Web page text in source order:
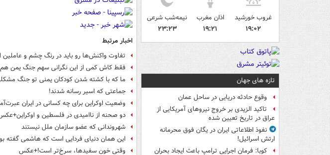
غروب خورشید
۱۹:۰۲
اذان مغرب
۱۹:۲۱
نیمه‌شب شرعی
۲۳:۲۳
تازه های جهان
وقوع حادثه دریایی در ساحل عمان
تاکید الزیدی بر خروج نیروهای آمریکایی از
عراق در تاریخ تعیین شده
نفوذ اطلاعاتی ایران در یگان فوق محرمانه
ارتش اسرائیل!
کوبا: فرمان اجرایی ترامپ باعث ایجاد بحران
اخبار مرتبط
تفاوت واکنش‌ها رو باید در رنگ چشم و عاملین
فقط کاش کمی از این نگرانی سهم جنگ یمن
ما که با کشته شدن کودکان یمنی تو جنگ
جماعتی که اسیر رسانه شدند!
وضعیت اوکراین برای چه کسانی در ایران
دو صحنه از ناامیدی در فلسطین و
شهروندانی که عضو سازمان ملل نیستند
این همان دنیای فردایی است که هاشمی گفته
وقتی خون سفیدها، سرخ‌تر است!+عکس